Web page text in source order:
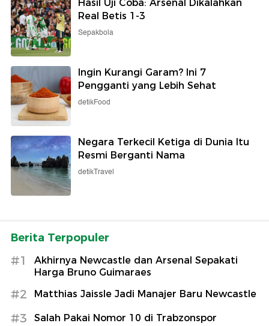
Hasil Uji Coba: Arsenal Dikalahkan
Real Betis 1-3
Sepakbola
Ingin Kurangi Garam? Ini 7
Pengganti yang Lebih Sehat
detikFood
Negara Terkecil Ketiga di Dunia Itu
Resmi Berganti Nama
detikTravel
Berita Terpopuler
#1
Akhirnya Newcastle dan Arsenal Sepakati
Harga Bruno Guimaraes
#2 Matthias Jaissle Jadi Manajer Baru Newcastle
#3 Salah Pakai Nomor 10 di Trabzonspor